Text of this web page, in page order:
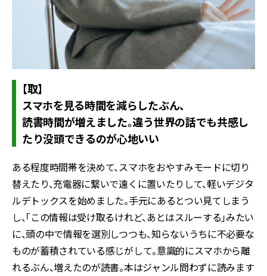
【取】
スマホを見る時間を減らしたぶん、
読書時間が増えました。違う世界の話でも共感し
たり没頭できるのが心地いい
ある程度時間帯を決めて、スマホをおやすみモードに切り
替えたり、充電器に繋いで遠くに置いたりして、軽いデジタ
ルデトックスを始めました。手元にあるとつい見てしまう
し、「この情報は受け取るけれど、あとはスルーする」みたい
に、頭の中で情報を選別しつつも、知らないうちに不必要な
ものが蓄積されている感じがして。意識的にスマホから離
れるぶん、増えたのが読書。本はジャンル問わずに読みます